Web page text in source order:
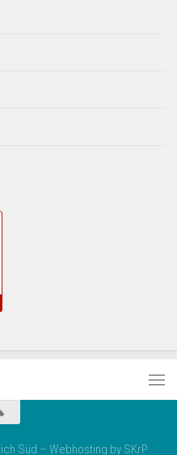
Süd – Webhosting by SKrP